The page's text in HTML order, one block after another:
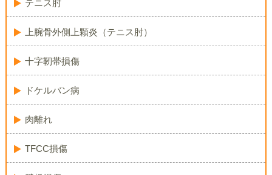
テニス肘
上腕骨外側上顆炎（テニス肘）
十字靭帯損傷
ドケルバン病
肉離れ
TFCC損傷